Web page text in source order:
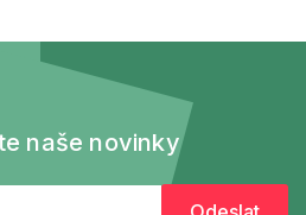
naše novinky